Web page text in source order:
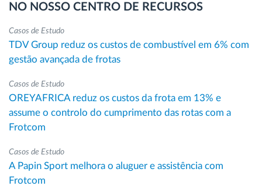
NO NOSSO CENTRO DE RECURSOS
Casos de Estudo
TDV Group reduz os custos de combustível em 6% com
gestão avançada de frotas
Casos de Estudo
OREYAFRICA reduz os custos da frota em 13% e
assume o controlo do cumprimento das rotas com a
Frotcom
Casos de Estudo
A Papin Sport melhora o aluguer e assistência com
Frotcom